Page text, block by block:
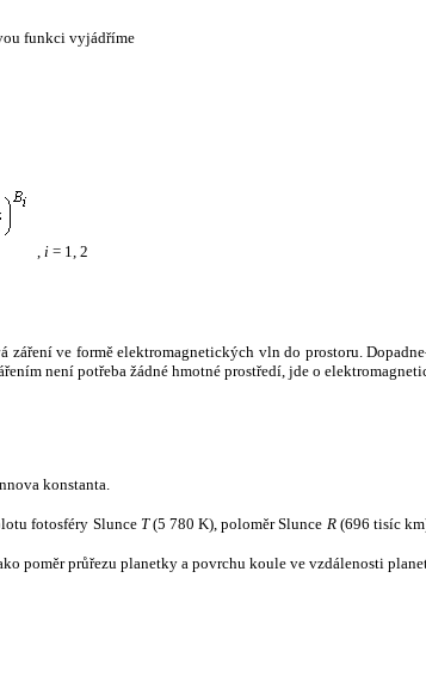
funkci vyjádříme
, i = 1, 2
ve formě elektromagnetických vln do prostoru.
není potřeba žádné hmotné prostředí, jde o
konstanta.
fotosféry Slunce T(5 780 K), poloměr Slunce R(696 tisíc
poměr průřezu planetky a povrchu koule ve vzdálenosti